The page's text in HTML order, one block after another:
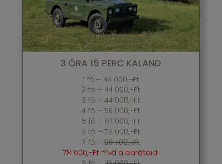
3 ÓRA 15 PERC KALAND
1 fő – 44 000,-Ft
2 fő – 44 000,-Ft
3 fő – 44 000,-Ft
4 fő – 56 000,-Ft
5 fő – 67 000,-Ft
6 fő – 78 000,-Ft
7 fő –90 700,-Ft
78 000,-Ft hívd a barátaid!